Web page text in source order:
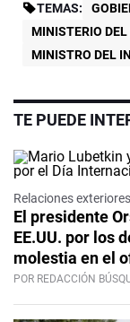
TEMAS:
MINISTERIO
MINISTRO DEL
TE PUEDE
Relaciones exteriores
El presidente
EE.UU. por los
molestia en el
POR REDACCIÓN